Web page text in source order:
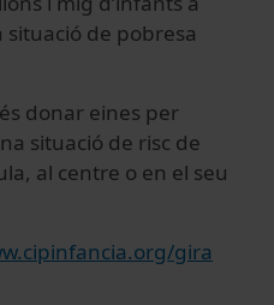
de pobresa
donar eines per
situació de risc de
al centre o en el seu
gira